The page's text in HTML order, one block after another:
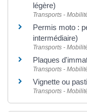
légère)
Transports -
Permis moto :
intermédiaire)
Transports -
Plaques
Transports -
Vignette ou
Transports -